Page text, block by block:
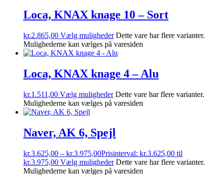
Loca, KNAX knage 10 – Sort
kr.2.865,00 Vælg muligheder Dette vare har flere varianter.
Mulighederne kan vælges på varesiden
Loca, KNAX knage 4 – Alu
kr.1.511,00 Vælg muligheder Dette vare har flere varianter.
Mulighederne kan vælges på varesiden
Naver, AK 6, Spejl
kr.3.625,00 – kr.3.975,00Prisinterval: kr.3.625,00 til
kr.3.975,00 Vælg muligheder Dette vare har flere varianter.
Mulighederne kan vælges på varesiden